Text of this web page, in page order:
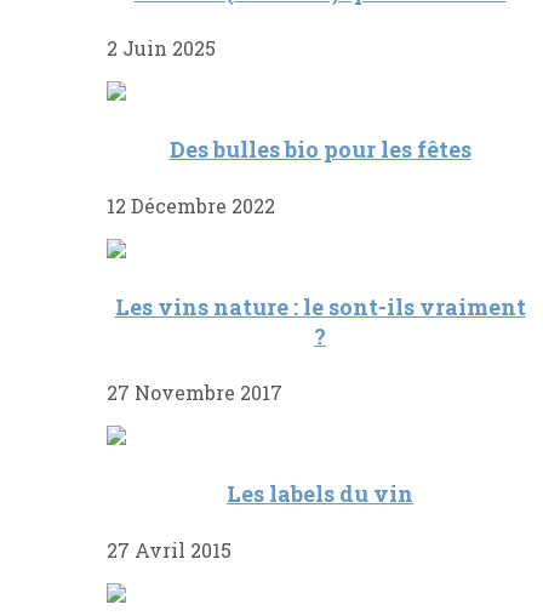
2 Juin 2025
Des bulles bio pour les fêtes
12 Décembre 2022
Les vins nature : le sont-ils vraiment
?
27 Novembre 2017
Les labels du vin
27 Avril 2015